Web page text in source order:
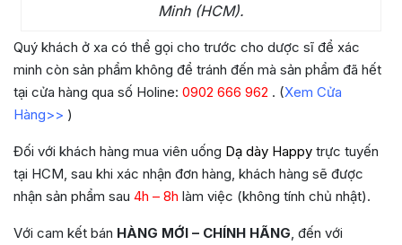
Minh (HCM).
Quý khách ở xa có thể gọi cho trước cho dược sĩ để xác
minh còn sản phẩm không để tránh đến mà sản phẩm đã hết
tại cửa hàng qua số Holine: 0902 666 962 . (Xem Cửa
Hàng>> )
Đối với khách hàng mua viên uống Dạ dày Happy trực tuyến
tại HCM, sau khi xác nhận đơn hàng, khách hàng sẽ được
nhận sản phẩm sau 4h – 8h làm việc (không tính chủ nhật).
Với cam kết bán HÀNG MỚI – CHÍNH HÃNG , đến với